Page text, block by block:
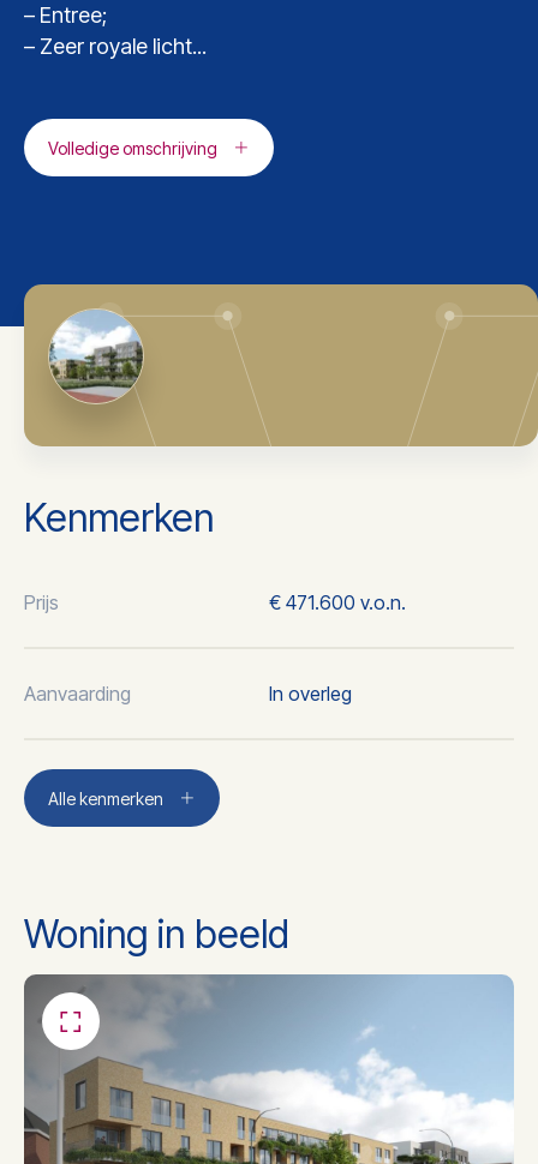
– Entree;
– Zeer royale licht...
Volledige omschrijving
Kenmerken
Prijs € 471.600 v.o.n.
Aanvaarding In overleg
Plaats
Aantal kamers
Aantal slaapkamers 2
Alle kenmerken
Woning in beeld